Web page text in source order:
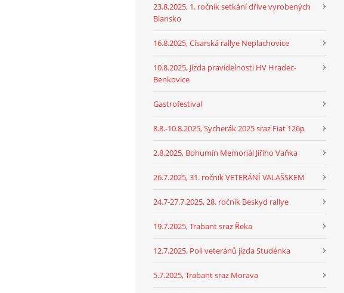
23.8.2025, 1. ročník setkání dříve vyrobených
Blansko
16.8.2025, Císarská rallye Neplachovice
10.8.2025, Jízda pravidelnosti HV Hradec-
Benkovice
Gastrofestival
8.8.-10.8.2025, Sycherák 2025 sraz Fiat 126p
2.8.2025, Bohumín Memoriál Jiřího Vaňka
26.7.2025, 31. ročník VETERÁNÍ VALAŠSKEM
24.7-27.7.2025, 28. ročník Beskyd rallye
19.7.2025, Trabant sraz Řeka
12.7.2025, Poli veteránů jízda Studénka
5.7.2025, Trabant sraz Morava